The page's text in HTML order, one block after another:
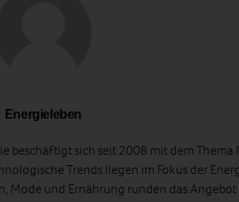
Energieleben
beschäftigt sich seit 2008 mit dem
Trends liegen im Fokus der
Mode und Ernährung runden das Angebot